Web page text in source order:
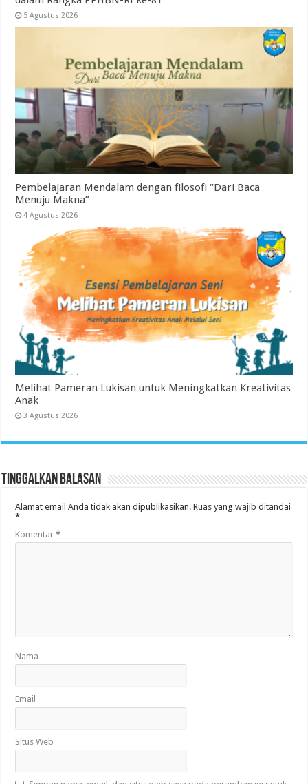
5 Agustus 2026
Pembelajaran Mendalam dengan filosofi “Dari Baca
Menuju Makna”
4 Agustus 2026
Melihat Pameran Lukisan untuk Meningkatkan Kreativitas
Anak
3 Agustus 2026
Tinggalkan Balasan
Alamat email Anda tidak akan dipublikasikan. Ruas yang wajib ditandai
*
Komentar*
Nama
Email
Situs Web